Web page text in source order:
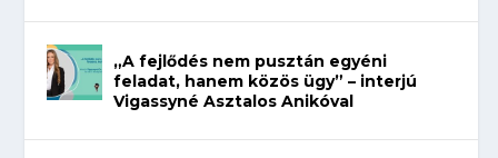
„A fejlődés nem pusztán egyéni
feladat, hanem közös ügy” – interjú
Vigassyné Asztalos Anikóval